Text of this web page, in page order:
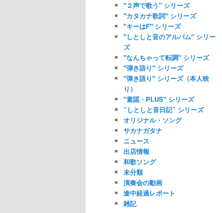
"２声で歌う" シリーズ
"カタカナ歌詞" シリーズ
"キーはF" シリーズ
"しとしと音のアルバム" シリー
ズ
"なんちゃって転調" シリーズ
"弾き語り" シリーズ
"弾き語り" シリーズ（本人映
り）
"童謡・PLUS" シリーズ
”しとしと音日記” シリーズ
オリジナル・ソング
サカナガタナ
ニュース
出店情報
和歌ソング
未分類
演奏会の動画
途中経過レポート
雑記